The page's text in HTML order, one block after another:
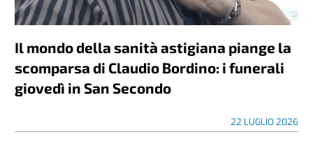
Il mondo della sanità astigiana piange la
scomparsa di Claudio Bordino: i funerali
giovedì in San Secondo
22 LUGLIO 2026